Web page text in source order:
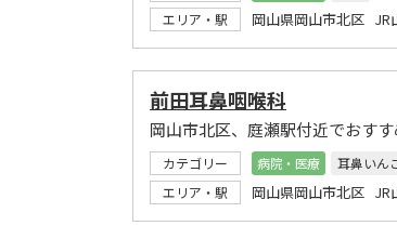
エリア・駅
岡山県岡山市北区 JR
前田耳鼻咽喉科
岡山市北区、庭瀬駅付近でおす
カテゴリー 病院・医療
耳鼻いん
エリア・駅
岡山県岡山市北区 JR